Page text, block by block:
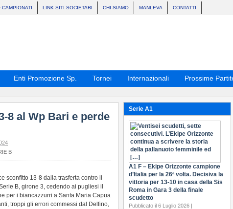
CAMPIONATI LINK SITI SOCIETARI CHI SIAMO MANLEVA CONTATTI
Enti Promozione Sp. Tornei Internazionali Prossime
8 al Wp Bari e perde
B
sconfitto 13-8 dalla trasferta contro il
B, girone 3, cedendo ai pugliesi il
per i biancazzurri a Santa Maria Capua
troppi gli errori commessi dal Delfino,
Serie A1
A1 F – Ekipe Orizzonte campione
d’Italia per la 26ª volta. Decisiva la
vittoria per 13-10 in casa della Sis
Roma in Gara 3 della finale
scudetto
Pubblicato il 6 Luglio 2026 |